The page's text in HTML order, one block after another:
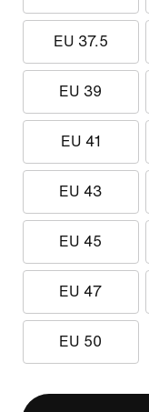
EU 37.5
EU 39
EU 41
EU 43
EU 45
EU 47
EU 50